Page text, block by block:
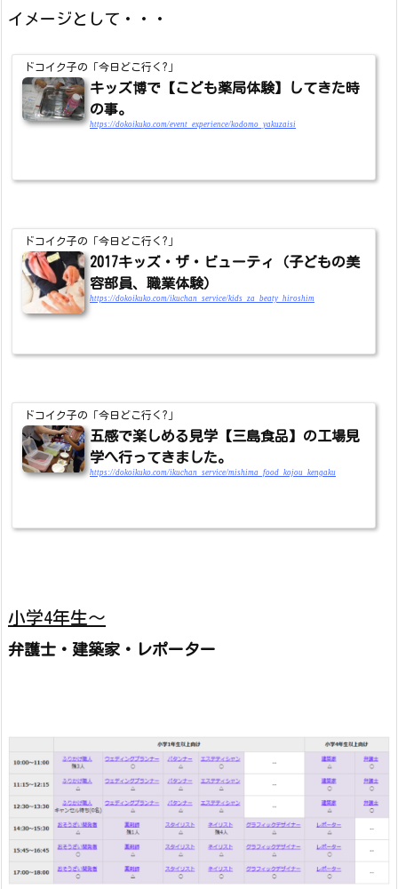
イメージとして・・・
ドコイク子の「今日どこ行く?」
キッズ博で【こども薬局体験】してきた時
の事。
https://dokoikuko.com/event_experience/kodomo_yakuzaisi
ドコイク子の「今日どこ行く?」
2017キッズ・ザ・ビューティ（子どもの美
容部員、職業体験）
https://dokoikuko.com/ikuchan_service/kids_za_beaty_hiroshim
ドコイク子の「今日どこ行く?」
五感で楽しめる見学【三島食品】の工場見
学へ行ってきました。
https://dokoikuko.com/ikuchan_service/mishima_food_kojou_kengaku
小学4年生～
弁護士・建築家・レポーター